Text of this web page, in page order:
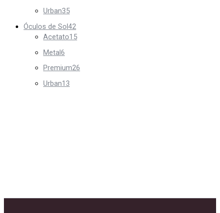
Urban35
Óculos de Sol42
Acetato15
Metal6
Premium26
Urban13